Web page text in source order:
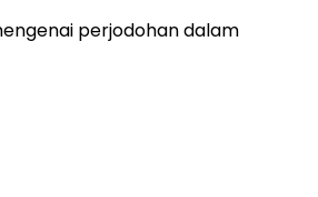
perjodohan dalam